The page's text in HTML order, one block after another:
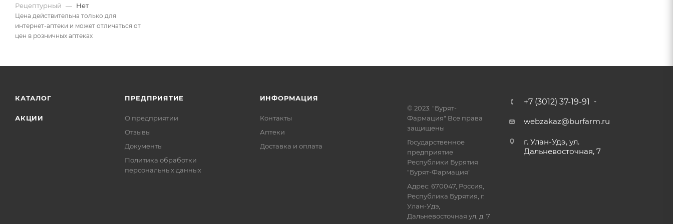
Рецептурный — Нет
Цена действительна только для
интернет-аптеки и может отличаться от
цен в розничных аптеках
КАТАЛОГ
АКЦИИ
ПРЕДПРИЯТИЕ
О предприятии
Отзывы
Документы
Политика обработки
персональных данных
ИНФОРМАЦИЯ
Контакты
Аптеки
Доставка и оплата
© 2023. "Бурят-
Фармация" Все права
защищены
Государственное
предприятие
Республики Бурятия
"Бурят-Фармация"
Адрес: 670047, Россия,
Республика Бурятия, г.
Улан-Удэ,
Дальневосточная ул, д. 7
+7 (3012) 37-19-91
webzakaz@burfarm.ru
г. Улан-Удэ, ул.
Дальневосточная, 7